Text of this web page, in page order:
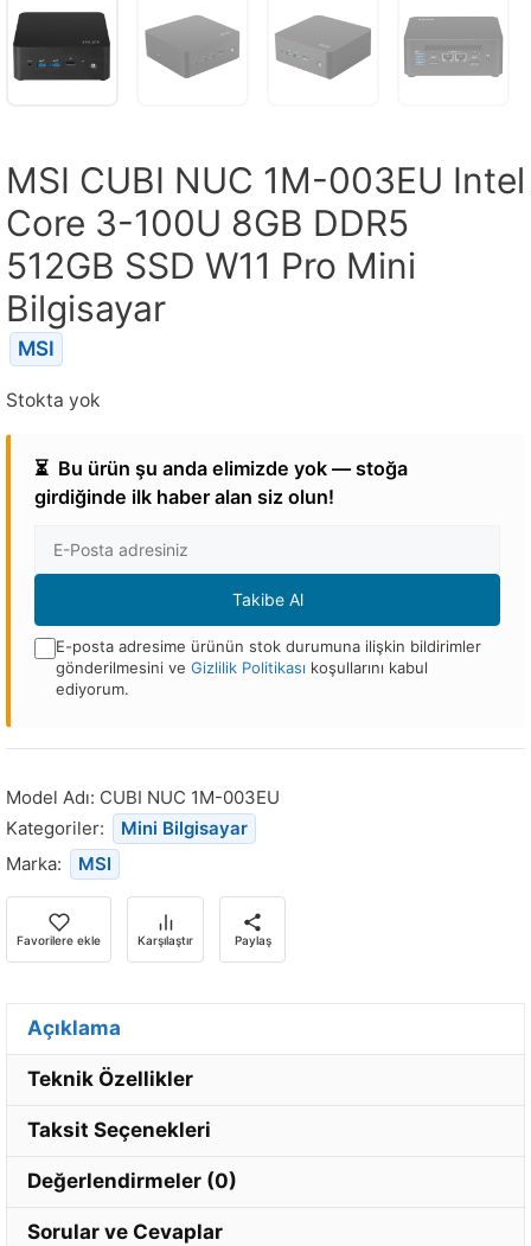
MSI CUBI NUC 1M-003EU Intel
Core 3-100U 8GB DDR5
512GB SSD W11 Pro Mini
Bilgisayar
MSI
Stokta yok
⏳ Bu ürün şu anda elimizde yok — stoğa
girdiğinde ilk haber alan siz olun!
Takibe Al
E-posta adresime ürünün stok durumuna ilişkin bildirimler
gönderilmesini ve Gizlilik Politikası koşullarını kabul
ediyorum.
ürün
döndüğünde
bildirim
almak
için
e-
posta
girin.
Model Adı: CUBI NUC 1M-003EU
Kategoriler:
Mini Bilgisayar
Marka:
MSI
Favorilere ekle Karşılaştır Paylaş
Açıklama
Teknik Özellikler
Taksit Seçenekleri
Değerlendirmeler (0)
Sorular ve Cevaplar